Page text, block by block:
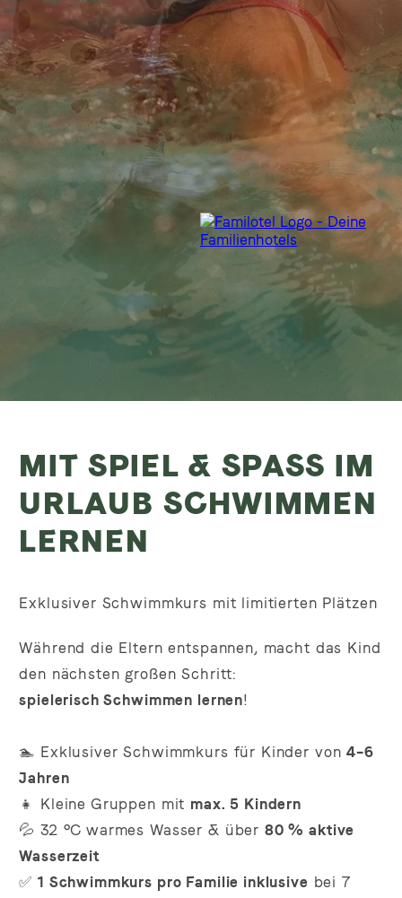
MIT SPIEL & SPASS IM U
RLAUB SCHWIMMEN L
ERNEN
Exklusiver Schwimmkurs mit limitierten Plätzen
Während die Eltern entspannen, macht das Kind
den nächsten großen Schritt:
spielerisch Schwimmen lernen!
🏊 Exklusiver Schwimmkurs für Kinder von 4–6
Jahren
👧 Kleine Gruppen mit max. 5 Kindern
💦 32 °C warmes Wasser & über 80 % aktive
Wasserzeit
✅ 1 Schwimmkurs pro Familie inklusive bei 7